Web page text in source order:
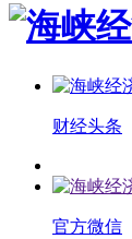
财经头条
官方微信